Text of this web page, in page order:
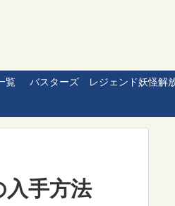
覧 バスターズ レジェンド妖怪解
手方法